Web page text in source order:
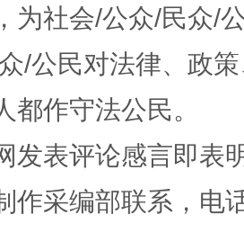
为社会/公众/民众/
/公民对法律、政
都作守法公民。
发表评论感言即表
作采编部联系，电